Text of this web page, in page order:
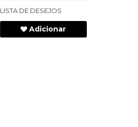
LISTA DE DESEJOS
Adicionar